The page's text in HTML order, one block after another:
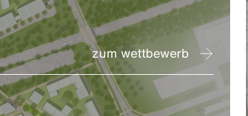
zum wettbewerb